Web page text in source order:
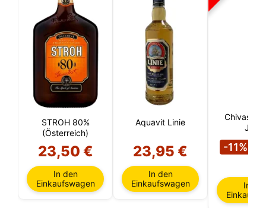
STROH 80%
(Österreich)
23,50 €
In den
Einkaufswagen
Aquavit Linie
23,95 €
In den
Einkaufswagen
Chivas
Jahre
-11%
In